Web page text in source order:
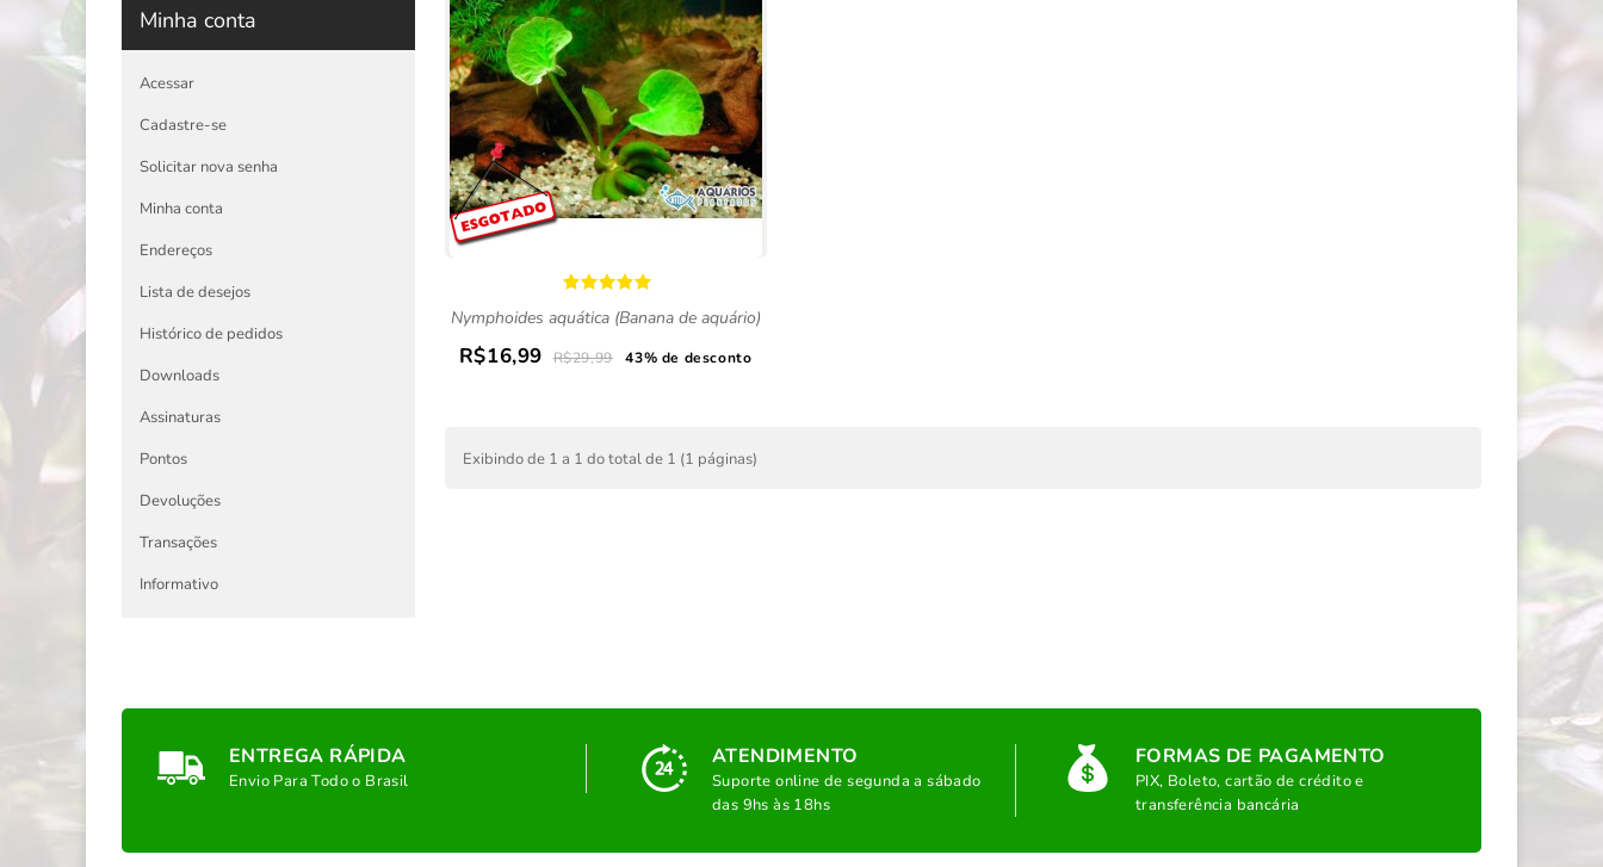
Minha conta
Acessar
Cadastre-se
Solicitar nova senha
Minha conta
Endereços
Lista de desejos
Histórico de pedidos
Downloads
Assinaturas
Pontos
Devoluções
Transações
Informativo
Nymphoides aquática (Banana de aquário)
R$16,99 R$29,99 43% de desconto
Exibindo de 1 a 1 do total de 1 (1 páginas)
ENTREGA RÁPIDA
Envio Para Todo o Brasil
ATENDIMENTO
Suporte online de segunda a sábado
das 9hs às 18hs
FORMAS DE PAGAMENTO
PIX, Boleto, cartão de crédito e
transferência bancária